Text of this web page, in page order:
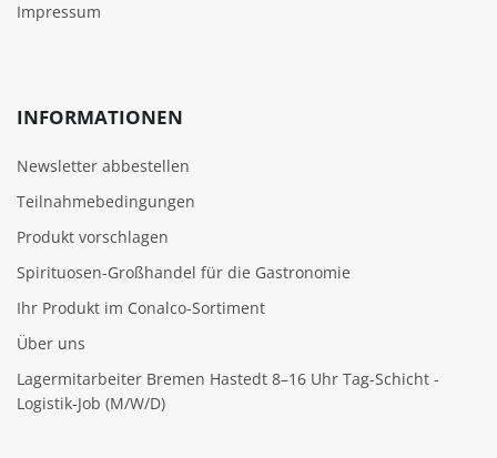
Impressum
INFORMATIONEN
Newsletter abbestellen
Teilnahmebedingungen
Produkt vorschlagen
Spirituosen-Großhandel für die Gastronomie
Ihr Produkt im Conalco-Sortiment
Über uns
Lagermitarbeiter Bremen Hastedt 8–16 Uhr Tag-Schicht -
Logistik-Job (M/W/D)